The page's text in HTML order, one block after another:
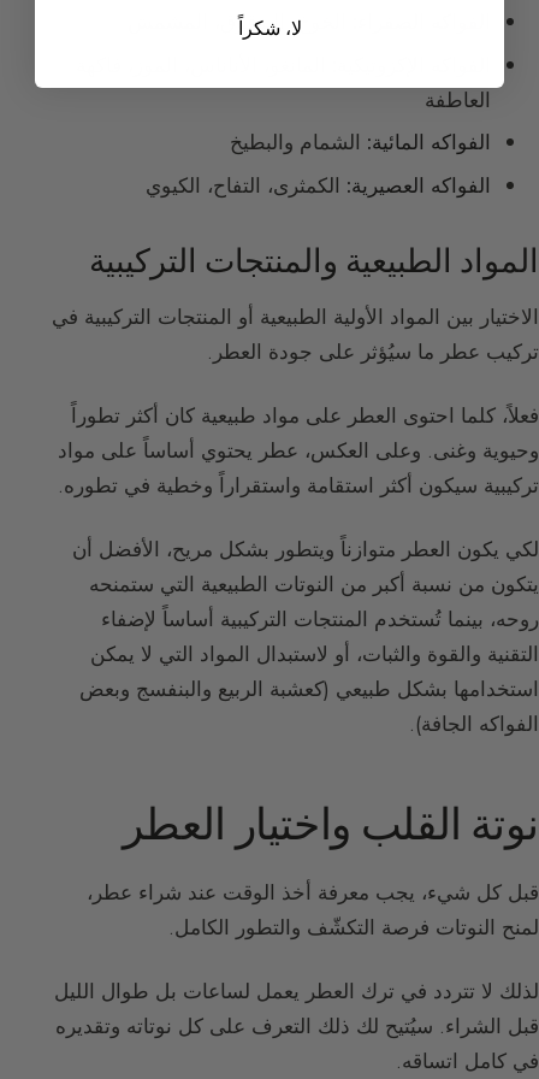
الخوخ، البرقوق، المشمش
العاطفة
الفواكه المائية: الشمام والبطيخ
الفواكه العصيرية: الكمثرى، التفاح، الكيوي
المواد الطبيعية والمنتجات التركيبية
الاختيار بين المواد الأولية الطبيعية أو المنتجات التركيبية في
تركيب عطر ما سيُؤثر على جودة العطر.
فعلاً، كلما احتوى العطر على مواد طبيعية كان أكثر تطوراً
وحيوية وغنى. وعلى العكس، عطر يحتوي أساساً على مواد
تركيبية سيكون أكثر استقامة واستقراراً وخطية في تطوره.
لكي يكون العطر متوازناً ويتطور بشكل مريح، الأفضل أن
يتكون من نسبة أكبر من النوتات الطبيعية التي ستمنحه
روحه، بينما تُستخدم المنتجات التركيبية أساساً لإضفاء
التقنية والقوة والثبات، أو لاستبدال المواد التي لا يمكن
استخدامها بشكل طبيعي (كعشبة الربيع والبنفسج وبعض
الفواكه الجافة).
نوتة القلب واختيار العطر
قبل كل شيء، يجب معرفة أخذ الوقت عند شراء عطر،
لمنح النوتات فرصة التكشّف والتطور الكامل.
لذلك لا تتردد في ترك العطر يعمل لساعات بل طوال الليل
قبل الشراء. سيُتيح لك ذلك التعرف على كل نوتاته وتقديره
في كامل اتساقه.
لا، شكراً